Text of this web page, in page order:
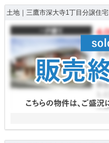
土地｜三鷹市深大寺1丁目分譲住宅